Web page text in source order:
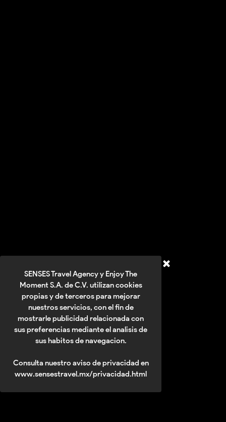
SENSES Travel Agency y Enjoy The
Moment S.A. de C.V. utilizan cookies
propias y de terceros para mejorar
nuestros servicios, con el fin de
mostrarle publicidad relacionada con
sus preferencias mediante el analisis de
sus habitos de navegacion.
Consulta nuestro aviso de privacidad en
www.sensestravel.mx/privacidad.html